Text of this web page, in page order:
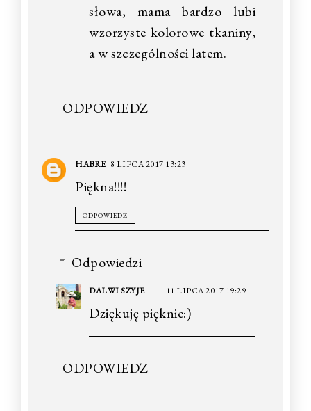
słowa, mama bardzo lubi
wzorzyste kolorowe tkaniny,
a w szczególności latem.
ODPOWIEDZ
HABRE 8 LIPCA 2017 13:23
Piękna!!!!
ODPOWIEDZ
Odpowiedzi
DALWI SZYJE 11 LIPCA 2017 19:29
Dziękuję pięknie:)
ODPOWIEDZ